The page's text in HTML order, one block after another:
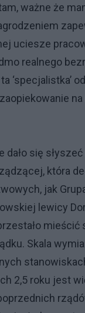
ważne że
uciesze
realnego
‘specjalistka’
dało się
która
jak
lewicy
mieścić
Skala
2,5 roku jest